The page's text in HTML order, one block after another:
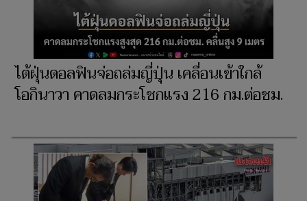
ไต้ฝุ่นดอลฟินจ่อถล่มญี่ปุ่น เคลื่อนเข้าใกล้
โอกินาวา คาดลมกระโชกแรง 216 กม.ต่อชม.